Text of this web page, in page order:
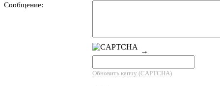
Сообщение:
→
Обновить капчу (CAPTCHA)